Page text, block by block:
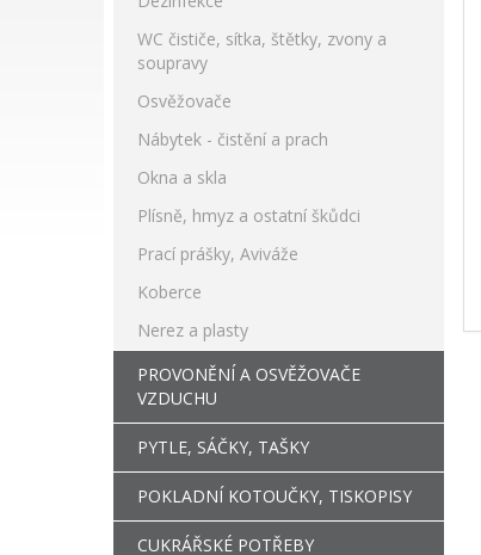
WC čističe, sítka, štětky, zvony a
soupravy
Osvěžovače
Nábytek - čistění a prach
Okna a skla
Plísně, hmyz a ostatní škůdci
Prací prášky, Aviváže
Koberce
Nerez a plasty
PROVONĚNÍ A OSVĚŽOVAČE
VZDUCHU
PYTLE, SÁČKY, TAŠKY
POKLADNÍ KOTOUČKY, TISKOPISY
CUKRÁŘSKÉ POTŘEBY